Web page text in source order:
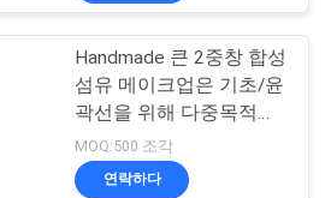
메이크업 솔
142
Handmade 큰 2중창 합성
섬유 메이크업은 기초/윤
곽선을 위해 다중목적을
솔질합니다
MOQ:500 조각
연락하다